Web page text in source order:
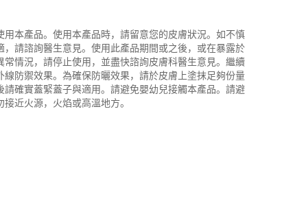
本產品。使用本產品時，請留意您的皮膚狀況。如不慎
請諮詢醫生意見。使用此產品期間或之後，或在暴露於
情況，請停止使用，並盡快諮詢皮膚科醫生意見。繼續
防禦效果。為確保防曬效果，請於皮膚上塗抹足夠份量
確實蓋緊蓋子與適用。請避免嬰幼兒接觸本產品。請避
近火源，火焰或高溫地方。